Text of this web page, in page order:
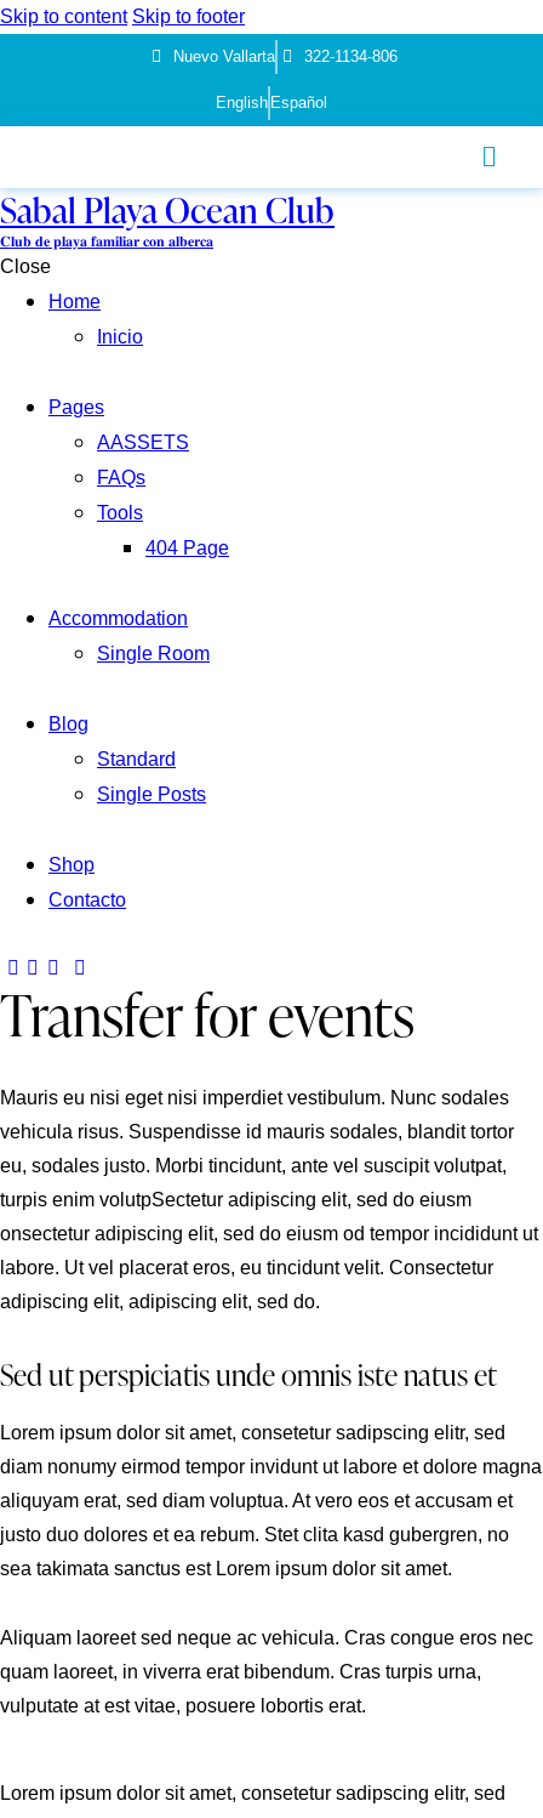
Skip to content Skip to footer
Nuevo Vallarta 322-1134-806
English Español
Sabal Playa Ocean Club
𝐂𝐥𝐮𝐛 𝐝𝐞 𝐩𝐥𝐚𝐲𝐚 𝐟𝐚𝐦𝐢𝐥𝐢𝐚𝐫 𝐜𝐨𝐧 𝐚𝐥𝐛𝐞𝐫𝐜𝐚
Close
Home
Inicio
Pages
AASSETS
FAQs
Tools
404 Page
Accommodation
Single Room
Blog
Standard
Single Posts
Shop
Contacto
Transfer for events
Mauris eu nisi eget nisi imperdiet vestibulum. Nunc sodales
vehicula risus. Suspendisse id mauris sodales, blandit tortor
eu, sodales justo. Morbi tincidunt, ante vel suscipit volutpat,
turpis enim volutpSectetur adipiscing elit, sed do eiusm
onsectetur adipiscing elit, sed do eiusm od tempor incididunt ut
labore. Ut vel placerat eros, eu tincidunt velit. Consectetur
adipiscing elit, adipiscing elit, sed do.
Sed ut perspiciatis unde omnis iste natus et
Lorem ipsum dolor sit amet, consetetur sadipscing elitr, sed
diam nonumy eirmod tempor invidunt ut labore et dolore magna
aliquyam erat, sed diam voluptua. At vero eos et accusam et
justo duo dolores et ea rebum. Stet clita kasd gubergren, no
sea takimata sanctus est Lorem ipsum dolor sit amet.
Aliquam laoreet sed neque ac vehicula. Cras congue eros nec
quam laoreet, in viverra erat bibendum. Cras turpis urna,
vulputate at est vitae, posuere lobortis erat.
Lorem ipsum dolor sit amet, consetetur sadipscing elitr, sed